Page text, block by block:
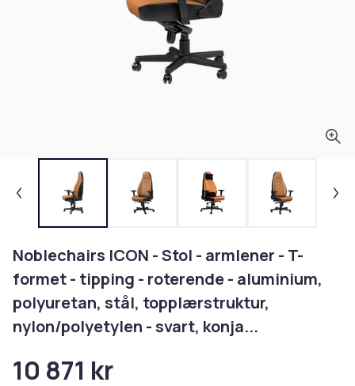
Noblechairs ICON - Stol - armlener - T-
formet - tipping - roterende - aluminium,
polyuretan, stål, topplærstruktur,
nylon/polyetylen - svart, konja...
10 871 kr